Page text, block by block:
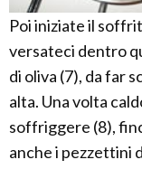
Poi iniziate il
versateci dentro
di oliva (7), da far
alta. Una volta
soffriggere (8),
anche i pezzettini